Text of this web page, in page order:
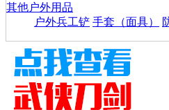
其他户外用品
户外兵工铲 手套（面具）